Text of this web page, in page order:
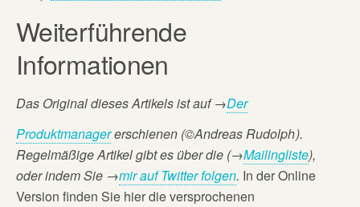
Weiterführende
Informationen
Das Original dieses Artikels ist auf→Der
Produktmanagererschienen (©Andreas Rudolph).
Regelmäßige Artikel gibt es über die (→Mailingliste),
oderindem Sie →mir auf Twitter folgen. In der Online
Version finden Sie hier die versprochenen